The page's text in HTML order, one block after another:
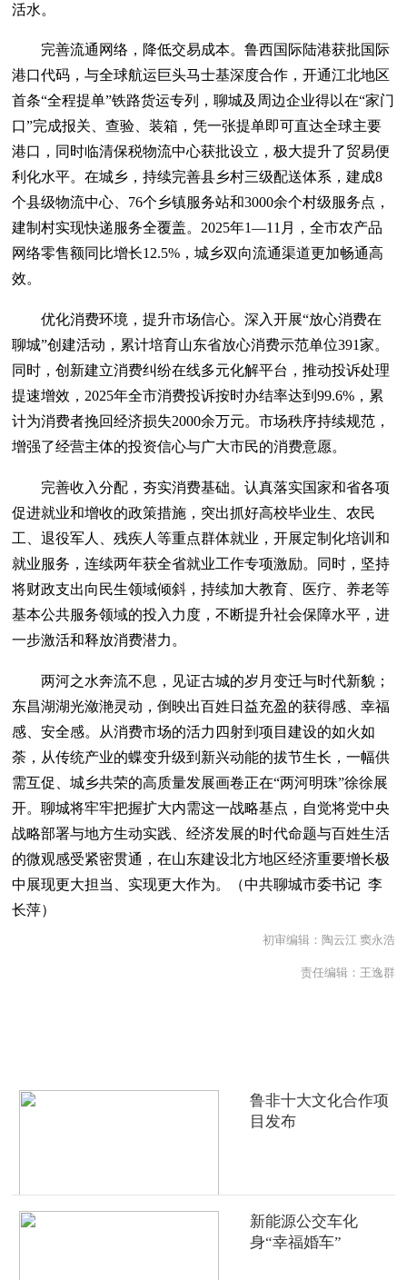
活水。
完善流通网络，降低交易成本。鲁西国际陆港获批国际
港口代码，与全球航运巨头马士基深度合作，开通江北地区
首条“全程提单”铁路货运专列，聊城及周边企业得以在“家门
口”完成报关、查验、装箱，凭一张提单即可直达全球主要
港口，同时临清保税物流中心获批设立，极大提升了贸易便
利化水平。在城乡，持续完善县乡村三级配送体系，建成8
个县级物流中心、76个乡镇服务站和3000余个村级服务点，
建制村实现快递服务全覆盖。2025年1—11月，全市农产品
网络零售额同比增长12.5%，城乡双向流通渠道更加畅通高
效。
优化消费环境，提升市场信心。深入开展“放心消费在
聊城”创建活动，累计培育山东省放心消费示范单位391家。
同时，创新建立消费纠纷在线多元化解平台，推动投诉处理
提速增效，2025年全市消费投诉按时办结率达到99.6%，累
计为消费者挽回经济损失2000余万元。市场秩序持续规范，
增强了经营主体的投资信心与广大市民的消费意愿。
完善收入分配，夯实消费基础。认真落实国家和省各项
促进就业和增收的政策措施，突出抓好高校毕业生、农民
工、退役军人、残疾人等重点群体就业，开展定制化培训和
就业服务，连续两年获全省就业工作专项激励。同时，坚持
将财政支出向民生领域倾斜，持续加大教育、医疗、养老等
基本公共服务领域的投入力度，不断提升社会保障水平，进
一步激活和释放消费潜力。
两河之水奔流不息，见证古城的岁月变迁与时代新貌；
东昌湖湖光潋滟灵动，倒映出百姓日益充盈的获得感、幸福
感、安全感。从消费市场的活力四射到项目建设的如火如
荼，从传统产业的蝶变升级到新兴动能的拔节生长，一幅供
需互促、城乡共荣的高质量发展画卷正在“两河明珠”徐徐展
开。聊城将牢牢把握扩大内需这一战略基点，自觉将党中央
战略部署与地方生动实践、经济发展的时代命题与百姓生活
的微观感受紧密贯通，在山东建设北方地区经济重要增长极
中展现更大担当、实现更大作为。（中共聊城市委书记 李
长萍）
初审编辑：陶云江 窦永浩
责任编辑：王逸群
鲁非十大文化合作项
目发布
新能源公交车化
身“幸福婚车”